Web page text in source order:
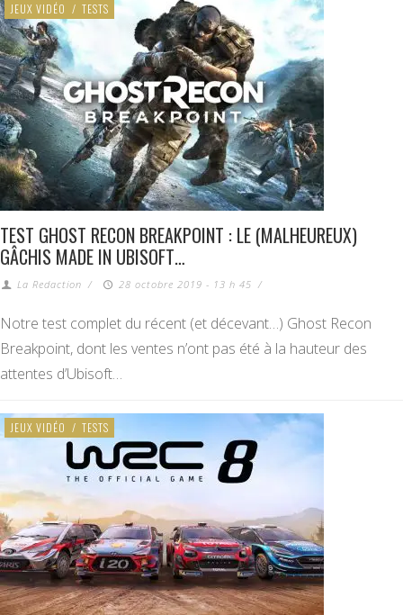
JEUX VIDÉO / TESTS
TEST GHOST RECON BREAKPOINT : LE (MALHEUREUX)
GÂCHIS MADE IN UBISOFT…
La Redaction / 28 octobre 2019 - 13 h 45 /
Notre test complet du récent (et décevant…) Ghost Recon
Breakpoint, dont les ventes n’ont pas été à la hauteur des
attentes d’Ubisoft…
JEUX VIDÉO / TESTS